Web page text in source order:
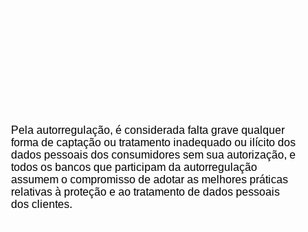
Pela autorregulação, é considerada falta grave qualquer
forma de captação ou tratamento inadequado ou ilícito dos
dados pessoais dos consumidores sem sua autorização, e
todos os bancos que participam da autorregulação
assumem o compromisso de adotar as melhores práticas
relativas à proteção e ao tratamento de dados pessoais
dos clientes.